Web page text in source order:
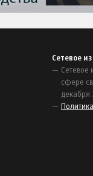
Сетевое
Сетевое
сфере
декабря